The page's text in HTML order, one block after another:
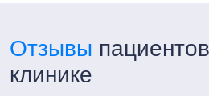
Часы работы:
Пн-Пт с 7:00 до 21:00
Сб-Вс с 8:00 до 20:00
Отзывы
клинике